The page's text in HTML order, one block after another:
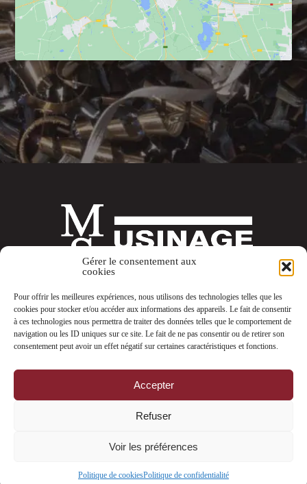
Gérer le consentement aux
cookies
Pour offrir les meilleures expériences, nous utilisons des technologies telles que les
cookies pour stocker et/ou accéder aux informations des appareils. Le fait de consentir
à ces technologies nous permettra de traiter des données telles que le comportement de
navigation ou les ID uniques sur ce site. Le fait de ne pas consentir ou de retirer son
consentement peut avoir un effet négatif sur certaines caractéristiques et fonctions.
Accepter
Refuser
Voir les préférences
Politique de cookiesPolitique de confidentialité
MSM Granby inc.
633 Laurent, Granby (QC) J2G 8P4, Canada
Tél. (450) 361-1313